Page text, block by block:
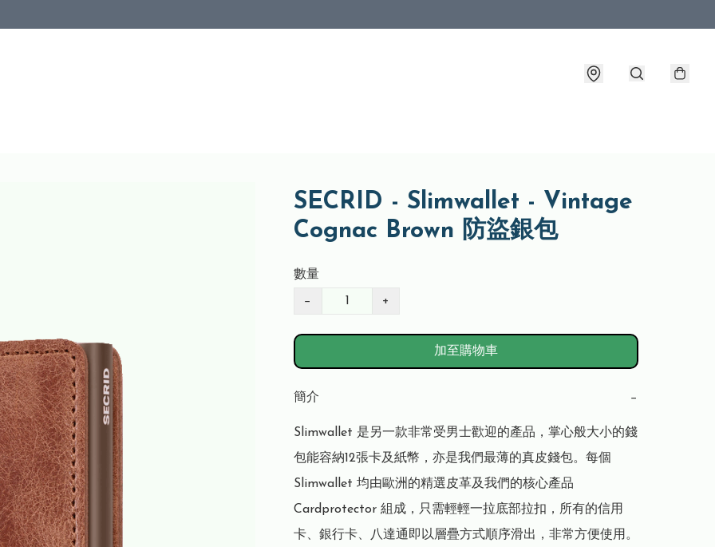
SECRID - Slimwallet - Vintage
Cognac Brown 防盜銀包
數量
− +
加至購物車
簡介 −
Slimwallet 是另一款非常受男士歡迎的產品，掌心般大小的錢
包能容納12張卡及紙幣，亦是我們最薄的真皮錢包。每個
Slimwallet 均由歐洲的精選皮革及我們的核心產品
Cardprotector 組成，只需輕輕一拉底部拉扣，所有的信用
卡、銀行卡、八達通即以層疊方式順序滑出，非常方便使用。